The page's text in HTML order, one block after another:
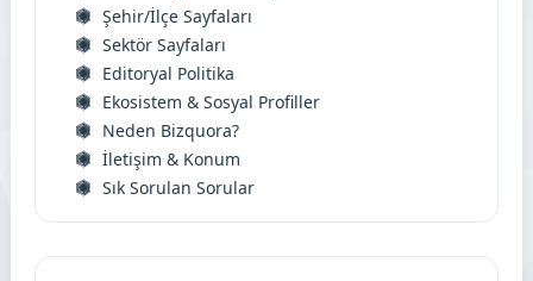
Şehir/İlçe Sayfaları
Sektör Sayfaları
Editoryal Politika
Ekosistem & Sosyal Profiller
Neden Bizquora?
İletişim & Konum
Sık Sorulan Sorular